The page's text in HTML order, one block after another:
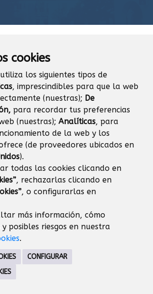
cookies
los siguientes tipos de
, imprescindibles para que la web
(nuestras); De
para recordar tus preferencias
(nuestras); Analíticas, para
de la web y los
(de proveedores ubicados en
).
todas las cookies clicando en
, rechazarlas clicando en
, o configurarlas en
más información, cómo
posibles riesgos en nuestra
.
CONFIGURAR
Día Semana Mes Año
miércoles25marzo Siguiente
JUVENTUD
37 28221 Majadahonda Madrid
91 634 91 20
MAPA WEB
AVISO LEGAL
PROTECCIÓN DE DATOS